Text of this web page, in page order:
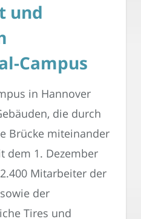
und
Campus
in Hannover
die durch
Brücke miteinander
dem 1. Dezember
Mitarbeiter der
der
Tires und